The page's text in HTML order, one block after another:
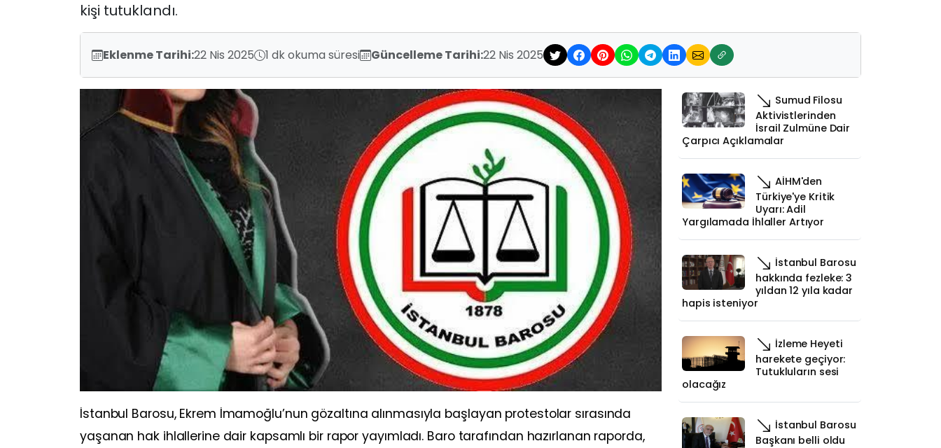
kişi tutuklandı.
Eklenme Tarihi:22 Nis 2025 1 dk okuma süresi Güncelleme Tarihi:22 Nis 2025
İstanbul Barosu, Ekrem İmamoğlu’nun gözaltına alınmasıyla başlayan protestolar sırasında
yaşanan hak ihlallerine dair kapsamlı bir rapor yayımladı. Baro tarafından hazırlanan raporda,
Sumud Filosu
Aktivistlerinden
İsrail Zulmüne Dair
Çarpıcı Açıklamalar
AİHM'den
Türkiye'ye Kritik
Uyarı: Adil
Yargılamada İhlaller Artıyor
İstanbul Barosu
hakkında fezleke: 3
yıldan 12 yıla kadar
hapis isteniyor
İzleme Heyeti
harekete geçiyor:
Tutukluların sesi
olacağız
İstanbul Barosu
Başkanı belli oldu